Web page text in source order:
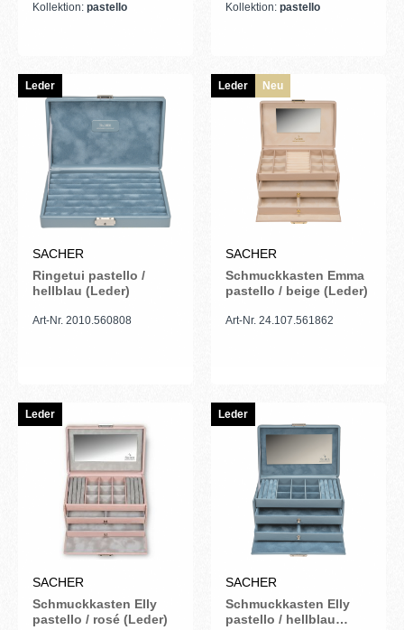
Kollektion: pastello
Kollektion: pastello
Leder
SACHER
Ringetui pastello /
hellblau (Leder)
Art-Nr. 2010.560808
Leder Neu
SACHER
Schmuckkasten Emma
pastello / beige (Leder)
Art-Nr. 24.107.561862
Leder
SACHER
Schmuckkasten Elly
pastello / rosé (Leder)
Leder
SACHER
Schmuckkasten Elly
pastello / hellblau